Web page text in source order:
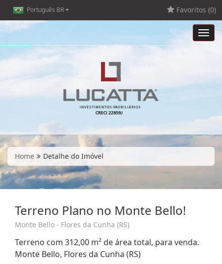
Português BR Favoritos (0)
Home Detalhe do Imóvel
Terreno Plano no Monte Bello!
Monte Bello - Flores da Cunha (RS)
Terreno com 312,00 m² de área total, para venda.
Monte Bello, Flores da Cunha (RS)